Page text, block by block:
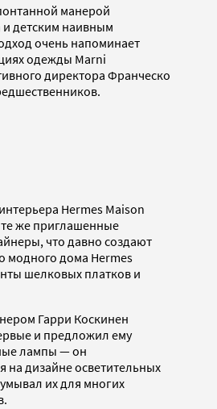
манерой
и детским наивным
очень напоминает
одежды Marni
директора Франческо
Hermes Maison
же приглашенные
что давно создают
модного дома Hermes
шелковых платков и
Гарри Коскинен
и предложил ему
лампы — он
на дизайне осветительных
их для многих